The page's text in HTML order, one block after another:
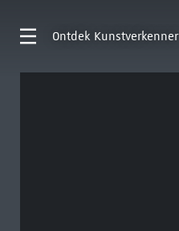
Ontdek Kunstverkenner